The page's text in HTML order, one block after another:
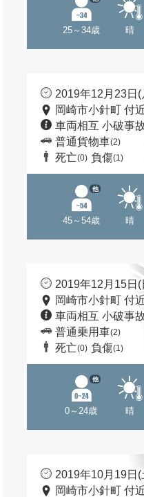
25～34歳 晴
2019年12月23日(
岡崎市小針町 付
車両相互 小破事
普通貨物車(2)
死亡(0) 負傷(1)
45～54歳
他
晴
2019年12月15日(
岡崎市小針町 付
車両相互 小破事
普通乗用車(2)
死亡(0) 負傷(1)
0～24歳
他
晴
2019年10月19日(
岡崎市小針町 付